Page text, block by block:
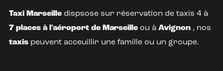
Taxi Marseilledispsose sur réservation de taxis 4 à
7 places à l'aéroport de Marseilleou à Avignon, nos
taxispeuvent acceuillir une famille ou un groupe.